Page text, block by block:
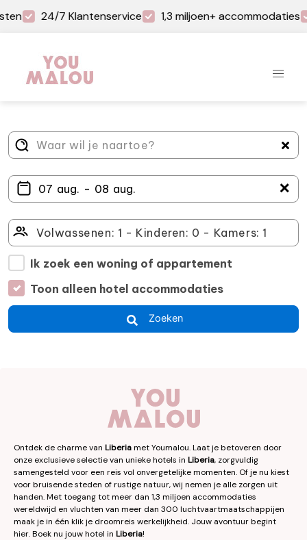
24/7 Klantenservice 1,3 miljoen+ accommodaties
＋
Ik zoek een woning of appartement
Toon alleen hotel accommodaties
Zoeken
Ontdek de charme van Liberiamet Youmalou. Laat je betoveren door
onze exclusieve selectie van unieke hotels in Liberia, zorgvuldig
samengesteld voor een reis vol onvergetelijke momenten. Of je nu kiest
voor bruisende steden of rustige natuur, wij nemen je alle zorgen uit
handen. Met toegang tot meer dan 1,3 miljoen accommodaties
wereldwijd en vluchten van meer dan 300 luchtvaartmaatschappijen
maak je in één klik je droomreis werkelijkheid. Jouw avontuur begint
hier. Boek nu jouw hotel in Liberia!